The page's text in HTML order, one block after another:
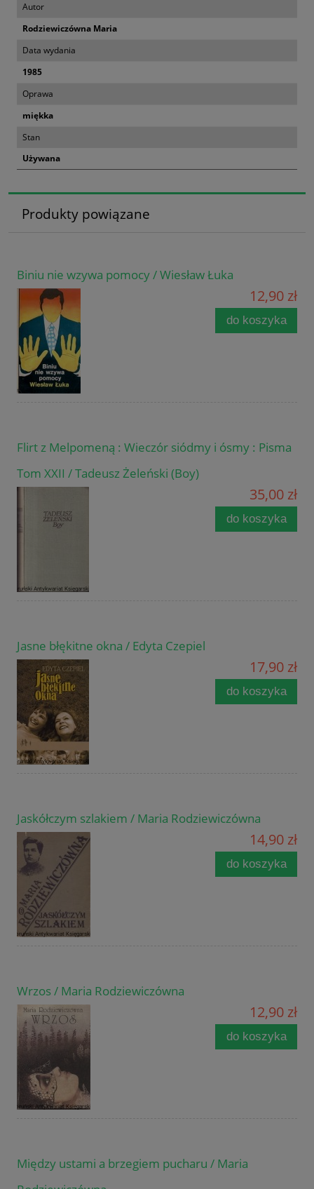
Autor
Rodziewiczówna Maria
Data wydania
1985
Oprawa
miękka
Stan
Używana
Produkty powiązane
Biniu nie wzywa pomocy / Wiesław Łuka
12,90 zł
do koszyka
Flirt z Melpomeną : Wieczór siódmy i ósmy : Pisma
Tom XXII / Tadeusz Żeleński (Boy)
35,00 zł
do koszyka
Jasne błękitne okna / Edyta Czepiel
17,90 zł
do koszyka
Jaskółczym szlakiem / Maria Rodziewiczówna
14,90 zł
do koszyka
Wrzos / Maria Rodziewiczówna
12,90 zł
do koszyka
Między ustami a brzegiem pucharu / Maria